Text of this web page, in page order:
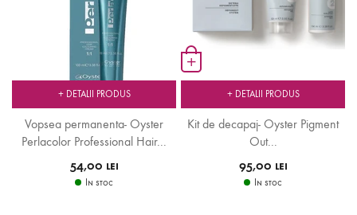
Vopsea permanenta- Oyster
Perlacolor Professional Hair...
54,00 lei
In stoc
+ DETALII PRODUS
Kit de decapaj- Oyster Pigment
Out...
95,00 lei
In stoc
+
+ DETALII PRODUS